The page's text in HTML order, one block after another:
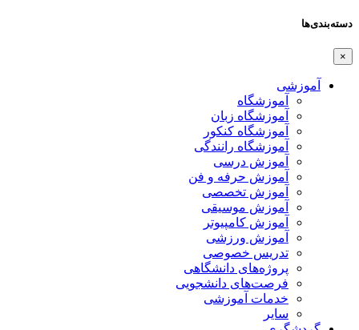
دسته‌بندی‌ها
×
آموزشی
آموزشگاه
آموزشگاه زبان
آموزشگاه کنکور
آموزشگاه رانندگی
آموزش درسی
آموزش حرفه و فن
آموزش تخصصی
آموزش موسیقی
آموزش کامپیوتر
آموزش ورزشی
تدریس خصوصی
پروژه‌های دانشگاهی
فرصت‌های دانشجویی
خدمات آموزشی
سایر